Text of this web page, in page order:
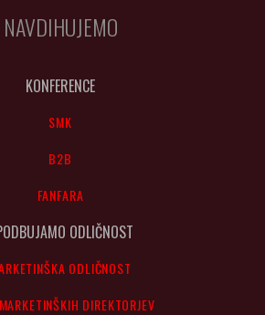
NAVDIHUJEMO
KONFERENCE
SMK
B2B
FANFARA
ODLIČNOST
ODLIČNOST
DIREKTORJEV